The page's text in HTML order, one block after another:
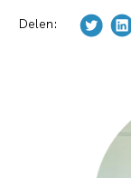
Delen: